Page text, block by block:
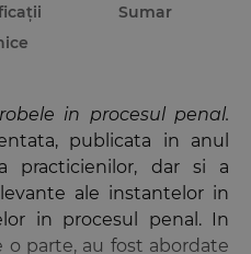
Sumar
in procesul penal.
publicata in anul
practicienilor, dar si a
ale instantelor in
in procesul penal. In
o parte, au fost abordate